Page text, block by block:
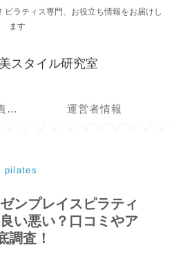
ラティス専門、お役立ち情報をお届けし
ます
スタイル研究室
プライバシーポリシー・免責事項 運営者情報
pilates
ンプレイスピラティ
い悪い？口コミやア
調査！